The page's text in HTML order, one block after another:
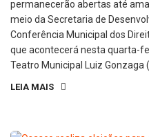
permanecerão abertas até
meio da Secretaria de
Conferência Municipal dos
que acontecerá nesta quarta-
Teatro Municipal Luiz Gonzaga
LEIA MAIS